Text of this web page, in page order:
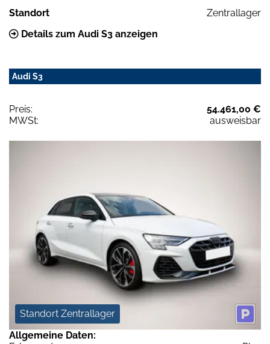
Standort
Zentrallager
Details zum Audi S3 anzeigen
Audi S3
Preis:
54.461,00 €
MWSt:
ausweisbar
Standort Zentrallager
Allgemeine Daten: